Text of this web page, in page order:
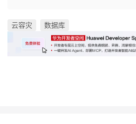
云容灾 数据库